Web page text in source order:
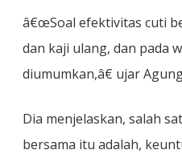
â€œSoal efektivitas cuti
dan kaji ulang, dan pada
diumumkan,â€ ujar
Dia menjelaskan, salah
bersama itu adalah,